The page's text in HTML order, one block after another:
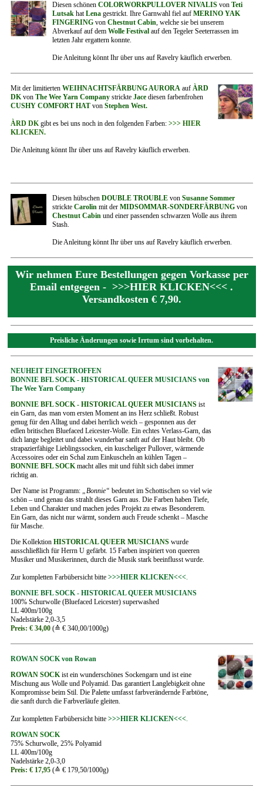
Diesen schönen COLORWORKPULLOVER NIVALIS von Teti
LutsakhatLenagestrickt. Ihre Garnwahl fiel auf MERINO YAK
FINGERING von Chestnut Cabin, welche sie bei unserem
Abverkauf auf dem Wolle Festivalauf den Tegeler Seeterrassen im
letzten Jahr ergattern konnte.
Die Anleitung könnt Ihr über uns auf Ravelry käuflich erwerben.
Mit der limitierten WEIHNACHTSFÄRBUNG AURORA auf ÀRD
DKvon The Wee Yarn Companystrickte Jacediesen farbenfrohen
CUSHY COMFORT HATvon Stephen West.
ÀRD DKgibt es bei uns noch in den folgenden Farben: >>> HIER
KLICKEN.
Die Anleitung könnt Ihr über uns auf Ravelry käuflich erwerben.
Diesen hübschen DOUBLE TROUBLE von Susanne Sommer
strickte Carolinmit der MIDSOMMAR-SONDERFÄRBUNGvon
Chestnut Cabinund einer passenden schwarzen Wolle aus ihrem
Stash.
Die Anleitung könnt Ihr über uns auf Ravelry käuflich erwerben.
Wir nehmen Eure Bestellungen gegen Vorkasse per
Email entgegen - >>>HIER KLICKEN<<< .
Versandkosten € 7,90.
Preisliche Änderungen sowie Irrtum sind vorbehalten.
NEUHEIT EINGETROFFEN
BONNIE BFL SOCK - HISTORICAL QUEER MUSICIANS von
The Wee Yarn Company
BONNIE BFL SOCK- HISTORICAL QUEER MUSICIANSist
ein Garn, das man vom ersten Moment an ins Herz schließt. Robust
genug für den Alltag und dabei herrlich weich – gesponnen aus der
edlen britischen Bluefaced Leicester-Wolle. Ein echtes Verlass-Garn, das
dich lange begleitet und dabei wunderbar sanft auf der Haut bleibt. Ob
strapazierfähige Lieblingssocken, ein kuscheliger Pullover, wärmende
Accessoires oder ein Schal zum Einkuscheln an kühlen Tagen –
BONNIE BFL SOCKmacht alles mit und fühlt sich dabei immer
richtig an.
Der Name ist Programm: „Bonnie“ bedeutet im Schottischen so viel wie
schön – und genau das strahlt dieses Garn aus. Die Farben haben Tiefe,
Leben und Charakter und machen jedes Projekt zu etwas Besonderem.
Ein Garn, das nicht nur wärmt, sondern auch Freude schenkt – Masche
für Masche.
Die Kollektion HISTORICAL QUEER MUSICIANSwurde
ausschließlich für Herrn U gefärbt. 15 Farben inspiriert von queeren
Musiker und Musikerinnen, durch die Musik stark beeinflusst wurde.
Zur kompletten Farbübersicht bitte >>>HIER KLICKEN<<<.
BONNIE BFL SOCK - HISTORICAL QUEER MUSICIANS
100% Schurwolle (Bluefaced Leicester) superwashed
LL 400m/100g
Nadelstärke 2,0-3,5
Preis: € 34,00(≙ € 340,00/1000g)
ROWAN SOCK von Rowan
ROWAN SOCKist ein wunderschönes Sockengarn und ist eine
Mischung aus Wolle und Polyamid. Das garantiert Langlebigkeit ohne
Kompromisse beim Stil. Die Palette umfasst farbverändernde Farbtöne,
die sanft durch die Farbverläufe gleiten.
Zur kompletten Farbübersicht bitte >>>HIER KLICKEN<<<.
ROWAN SOCK
75% Schurwolle, 25% Polyamid
LL 400m/100g
Nadelstärke 2,0-3,0
Preis: € 17,95(≙ € 179,50/1000g)